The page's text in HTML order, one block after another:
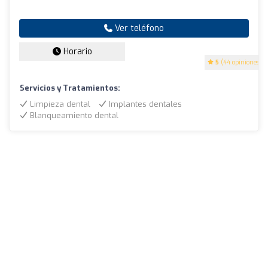
5 (44 opiniones)
Ver teléfono
Horario
Servicios y Tratamientos:
Limpieza dental
Implantes dentales
Blanqueamiento dental